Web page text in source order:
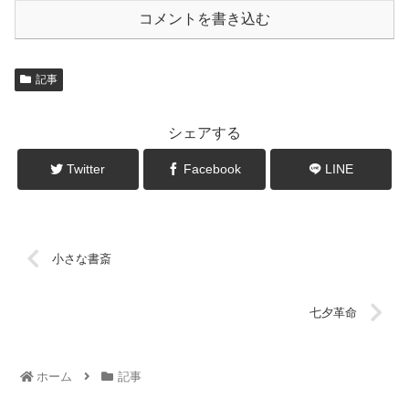
コメントを書き込む
記事
シェアする
Twitter Facebook LINE
小さな書斎
七夕革命
ホーム 記事